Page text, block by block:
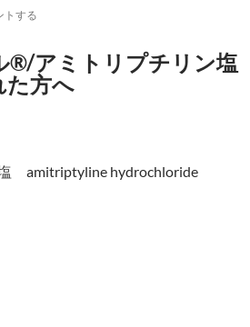
トする
®/アミトリプチリン塩
た方へ
amitriptyline hydrochloride